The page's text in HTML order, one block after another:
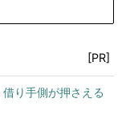
[PR]
り手側が押さえる